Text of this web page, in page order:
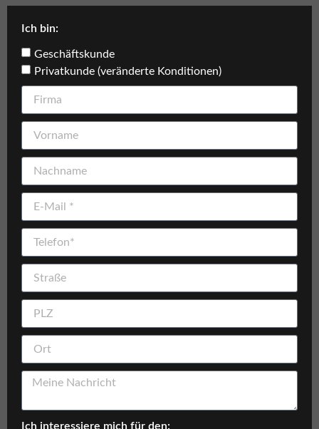
Ich bin:
Geschäftskunde
Privatkunde (veränderte Konditionen)
Ich interessiere mich für den: